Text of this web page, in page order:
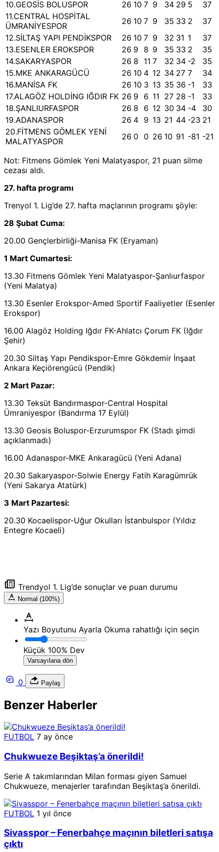
10.GEOSİS BOLUSPOR 26 10 7 9 34 29 5
37
11.CENTRAL HOSPİTAL
ÜMRANİYESPOR
26 10 7 9 35 33 2
37
12.SİLTAŞ YAPI PENDİKSPOR
26 10 7 9 32 31 1
37
13.ESENLER EROKSPOR
26 9 8 9 35 33 2
35
14.SAKARYASPOR
26 8 11 7 32 34 -2
35
15.MKE ANKARAGÜCÜ
26 10 4 12 34 27 7
34
16.MANİSA FK
26 10 3 13 35 36 -1
33
17.ALAGÖZ HOLDİNG IĞDIR FK 26 9 6 11 27 28 -1
33
18.ŞANLIURFASPOR
26 8 6 12 30 34 -4
30
19.ADANASPOR
26 4 9 13 21 44 -23 21
20.FİTMENS GÖMLEK YENİ
MALATYASPOR
26 0 0 26 10 91 -81 -21
Not: Fitmens Gömlek Yeni Malatyaspor, 21 puan silme
cezası aldı.
27. hafta programı
Trenyol 1. Lig’de 27. hafta maçlarının programı şöyle:
28 Şubat Cuma:
20.00 Gençlerbirliği-Manisa FK (Eryaman)
1 Mart Cumartesi:
13.30 Fitmens Gömlek Yeni Malatyaspor-Şanlıurfaspor
(Yeni Malatya)
13.30 Esenler Erokspor-Amed Sportif Faaliyetler (Esenler
Erokspor)
16.00 Alagöz Holding Iğdır FK-Ahlatcı Çorum FK (Iğdır
Şehir)
20.30 Siltaş Yapı Pendikspor-Emre Gökdemir İnşaat
Ankara Keçiörengücü (Pendik)
2 Mart Pazar:
13.30 Teksüt Bandırmaspor-Central Hospital
Ümraniyespor (Bandırma 17 Eylül)
13.30 Geosis Boluspor-Erzurumspor FK (Stadı şimdi
açıklanmadı)
16.00 Adanaspor-MKE Ankaragücü (Yeni Adana)
20.30 Sakaryaspor-Solwie Energy Fatih Karagümrük
(Yeni Sakarya Atatürk)
3 Mart Pazartesi:
20.30 Kocaelispor-Uğur Okulları İstanbulspor (Yıldız
Entegre Kocaeli)
Trendyol 1. Lig’de sonuçlar ve puan durumu
Normal (100%)
Yazı Boyutunu Ayarla Okuma rahatlığı için seçin
Küçük 100% Dev
Varsayılana dön
0 Paylaş
Benzer Haberler
FUTBOL 7 ay önce
Chukwueze Beşiktaş’a önerildi!
Serie A takımlarından Milan forması giyen Samuel
Chukwueze, menajerler tarafından Beşiktaş’a önerildi.
FUTBOL 1 yıl önce
Sivasspor – Fenerbahçe maçının biletleri satışa
çıktı